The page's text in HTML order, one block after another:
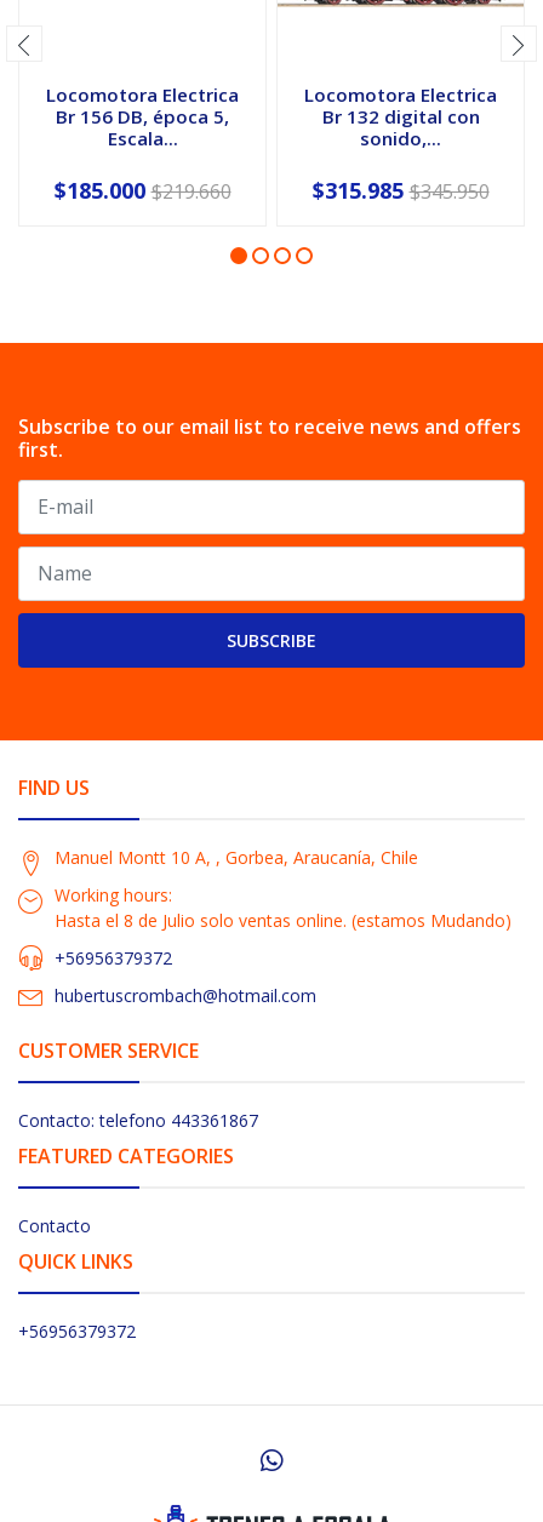
Locomotora Electrica
Br 156 DB, época 5,
Escala...
$185.000 $219.660
Locomotora Electrica
Br 132 digital con
sonido,...
$315.985 $345.950
Subscribe to our email list to receive news and offers
first.
SUBSCRIBE
FIND US
Manuel Montt 10 A, , Gorbea, Araucanía, Chile
Working hours:
Hasta el 8 de Julio solo ventas online. (estamos Mudando)
+56956379372
hubertuscrombach@hotmail.com
CUSTOMER SERVICE
Contacto: telefono 443361867
FEATURED CATEGORIES
Contacto
QUICK LINKS
+56956379372